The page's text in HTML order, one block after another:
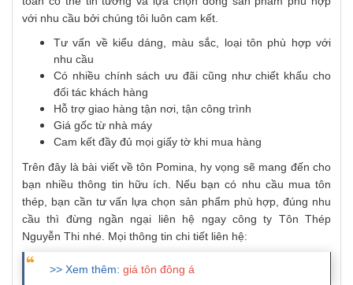
với nhu cầu bởi chúng tôi luôn cam kết.
Tư vấn về kiểu dáng, màu sắc, loại tôn phù hợp với
nhu cầu
Có nhiều chính sách ưu đãi cũng như chiết khấu cho
đối tác khách hàng
Hỗ trợ giao hàng tận nơi, tận công trình
Giá gốc từ nhà máy
Cam kết đầy đủ mọi giấy tờ khi mua hàng
Trên đây là bài viết về tôn Pomina, hy vọng sẽ mang đến cho
bạn nhiều thông tin hữu ích. Nếu bạn có nhu cầu mua tôn
thép, bạn cần tư vấn lựa chọn sản phẩm phù hợp, đúng nhu
cầu thì đừng ngần ngại liên hệ ngay công ty Tôn Thép
Nguyễn Thi nhé. Mọi thông tin chi tiết liên hệ:
>> Xem thêm: giá tôn đông á